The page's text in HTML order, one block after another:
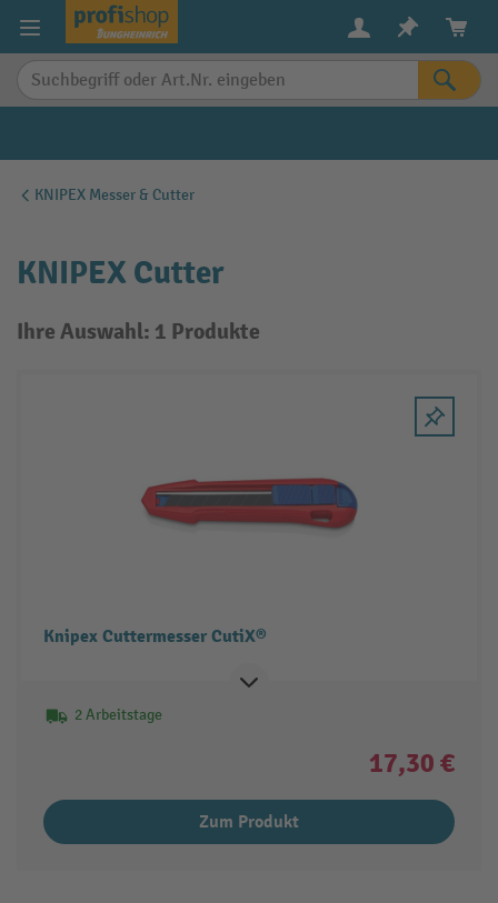
springen
KNIPEX Messer & Cutter
KNIPEX Cutter
Ihre Auswahl: 1 Produkte
Knipex Cuttermesser CutiX®
2 Arbeitstage
17,30 €
Zum Produkt